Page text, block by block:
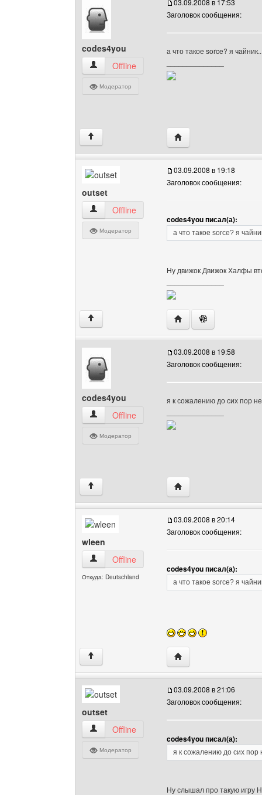
codes4you
codes4you Посмотреть профиль
Offline
Модератор
03.09.2008 в 17:53
Заголовок сообщения:
а что такое sorce? я
↑ Посетить сайт
outset
outset Посмотреть профиль
Offline
Модератор
03.09.2008 в 19:18
Заголовок сообщения:
codes4you писал(а):
а что такое sorce? я
Ну движок Движок Халфы
↑ Посетить сайт
codes4you
codes4you Посмотреть профиль
Offline
Модератор
03.09.2008 в 19:58
Заголовок сообщения:
я к сожалению до сих пор
↑ Посетить сайт
wleen
wleen Посмотреть профиль
Offline
Откуда: Deutschland
03.09.2008 в 20:14
Заголовок сообщения:
codes4you писал(а):
а что такое sorce? я
↑ Посетить сайт
outset
outset Посмотреть профиль
Offline
Модератор
03.09.2008 в 21:06
Заголовок сообщения:
codes4you писал(а):
я к сожалению до сих пор
Ну слышал про такую игру